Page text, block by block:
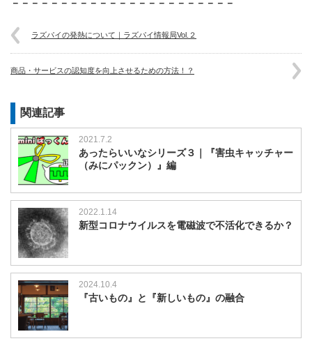
－－－－－－－－－－－－－－－－－－－－－－－
ラズパイの発熱について｜ラズパイ情報局Vol.２
商品・サービスの認知度を向上させるための方法！？
関連記事
2021.7.2
あったらいいなシリーズ３｜『害虫キャッチャー
（みにパックン）』編
2022.1.14
新型コロナウイルスを電磁波で不活化できるか？
2024.10.4
『古いもの』と『新しいもの』の融合